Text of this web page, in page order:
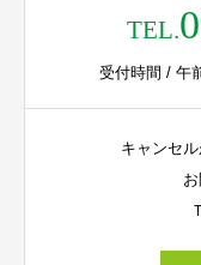
TEL.
受付時間 / 午
キャンセ